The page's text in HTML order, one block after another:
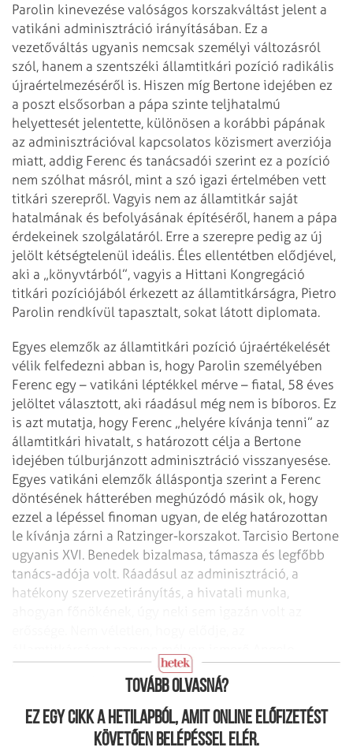
Parolin kinevezése valóságos korszakváltást jelent a
vatikáni adminisztráció irányításában. Ez a
vezetőváltás ugyanis nemcsak személyi változásról
szól, hanem a szentszéki államtitkári pozíció radikális
újraértelmezéséről is. Hiszen míg Bertone idejében ez
a poszt elsősorban a pápa szinte teljhatalmú
helyettesét jelentette, különösen a korábbi pápának
az adminisztrációval kapcsolatos közismert averziója
miatt, addig Ferenc és tanácsadói szerint ez a pozíció
nem szólhat másról, mint a szó igazi értelmében vett
titkári szerepről. Vagyis nem az államtitkár saját
hatalmának és befolyásának építéséről, hanem a pápa
érdekeinek szolgálatáról. Erre a szerepre pedig az új
jelölt kétségtelenül ideális. Éles ellentétben elődjével,
aki a „könyvtárból”, vagyis a Hittani Kongregáció
titkári pozíciójából érkezett az államtitkárságra, Pietro
Parolin rendkívül tapasztalt, sokat látott diplomata.
Egyes elemzők az államtitkári pozíció újraértékelését
vélik felfedezni abban is, hogy Parolin személyében
Ferenc egy – vatikáni léptékkel mérve – fiatal, 58 éves
jelöltet választott, aki ráadásul még nem is bíboros. Ez
is azt mutatja, hogy Ferenc „helyére kívánja tenni” az
államtitkári hivatalt, s határozott célja a Bertone
idejében túlburjánzott adminisztráció visszanyesése.
Egyes vatikáni elemzők álláspontja szerint a Ferenc
döntésének hátterében meghúzódó másik ok, hogy
ezzel a lépéssel finoman ugyan, de elég határozottan
le kívánja zárni a Ratzinger-korszakot. Tarcisio Bertone
ugyanis XVI. Benedek bizalmasa, támasza és legfőbb
tanács-adója volt. Ráadásul az adminisztráció, a
hatékony szervezetirányítás, a hivatali munka,
Sodano az egyik legjelentősebb kritikusává vált.
Tovább olvasná?
Ez egy cikk a hetilapból, amit online előfizetést
követően belépéssel elér.